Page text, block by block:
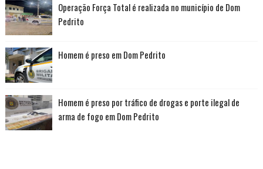
Operação Força Total é realizada no município de Dom
Pedrito
Homem é preso em Dom Pedrito
Homem é preso por tráfico de drogas e porte ilegal de
arma de fogo em Dom Pedrito